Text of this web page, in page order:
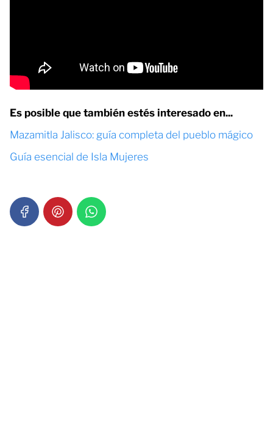
Es posible que también estés interesado en...
Mazamitla Jalisco: guía completa del pueblo mágico
Guía esencial de Isla Mujeres